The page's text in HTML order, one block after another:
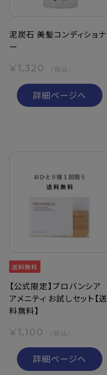
ご利用案内
よくあるご質問
利用規約
泥炭石 美髪コンディショナ
ー
¥1,320 （税込）
詳細ページへ
【公式限定】プロバンシア
アメニティ お試しセット【送
料無料】
¥1,100 （税込）
詳細ページへ